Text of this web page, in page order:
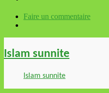
Faire un commentaire
Islam sunnite
Islam sunnite